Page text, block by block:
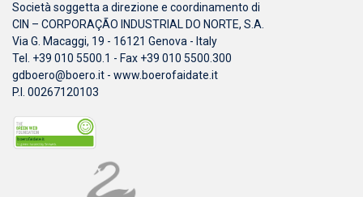
Società soggetta a direzione e coordinamento di
CIN – CORPORAÇÃO INDUSTRIAL DO NORTE, S.A.
Via G. Macaggi, 19 - 16121 Genova - Italy
Tel. +39 010 5500.1 - Fax +39 010 5500.300
gdboero@boero.it - www.boerofaidate.it
P.I. 00267120103